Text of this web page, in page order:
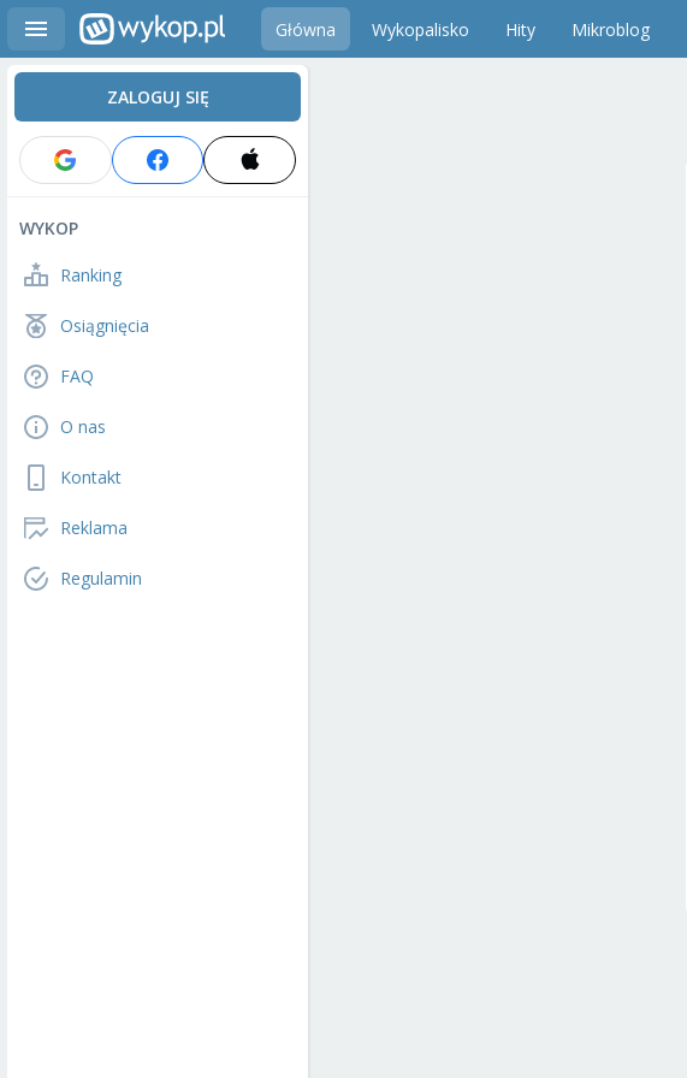
Główna Wykopalisko Hity Mikroblog
ZALOGUJ SIĘ
WYKOP
Ranking
Osiągnięcia
FAQ
O nas
Kontakt
Reklama
Regulamin